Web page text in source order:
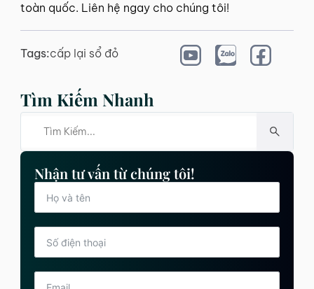
toàn quốc. Liên hệ ngay cho chúng tôi!
Tags:cấp lại sổ đỏ
Tìm Kiếm Nhanh
Nhận tư vấn từ chúng tôi!